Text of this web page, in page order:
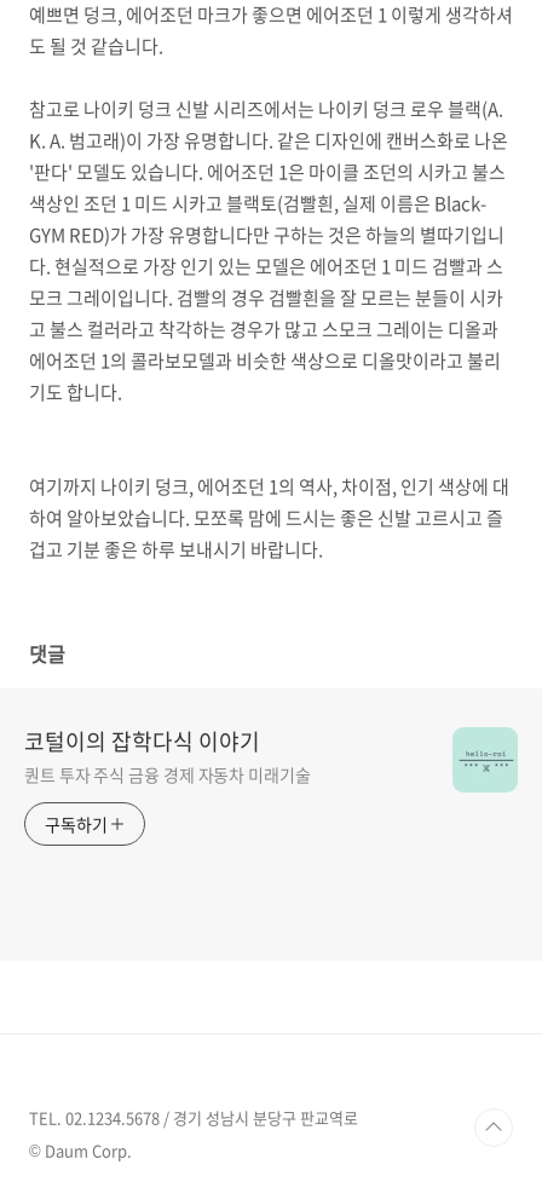
예쁘면 덩크, 에어조던 마크가 좋으면 에어조던 1 이렇게 생각하셔
도 될 것 같습니다.
참고로 나이키 덩크 신발 시리즈에서는 나이키 덩크 로우 블랙(A.
K. A. 범고래)이 가장 유명합니다. 같은 디자인에 캔버스화로 나온
'판다' 모델도 있습니다. 에어조던 1은 마이클 조던의 시카고 불스
색상인 조던 1 미드 시카고 블랙토(검빨흰, 실제 이름은 Black-
GYM RED)가 가장 유명합니다만 구하는 것은 하늘의 별따기입니
다. 현실적으로 가장 인기 있는 모델은 에어조던 1 미드 검빨과 스
모크 그레이입니다. 검빨의 경우 검빨흰을 잘 모르는 분들이 시카
고 불스 컬러라고 착각하는 경우가 많고 스모크 그레이는 디올과
에어조던 1의 콜라보모델과 비슷한 색상으로 디올맛이라고 불리
기도 합니다.
여기까지 나이키 덩크, 에어조던 1의 역사, 차이점, 인기 색상에 대
하여 알아보았습니다. 모쪼록 맘에 드시는 좋은 신발 고르시고 즐
겁고 기분 좋은 하루 보내시기 바랍니다.
댓글
코털이의 잡학다식 이야기
퀀트 투자 주식 금융 경제 자동차 미래기술
구독하기
TEL. 02.1234.5678 / 경기 성남시 분당구 판교역로
© Daum Corp.